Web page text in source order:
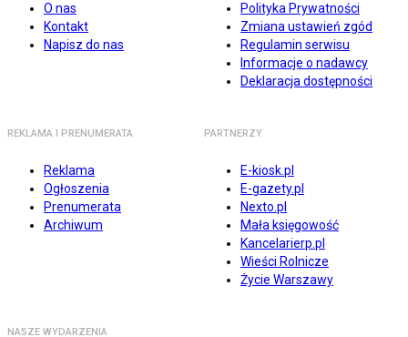
O nas
Kontakt
Napisz do nas
Polityka Prywatności
Zmiana ustawień zgód
Regulamin serwisu
Informacje o nadawcy
Deklaracja dostępności
REKLAMA I PRENUMERATA
Reklama
Ogłoszenia
Prenumerata
Archiwum
PARTNERZY
E-kiosk.pl
E-gazety.pl
Nexto.pl
Mała księgowość
Kancelarierp.pl
Wieści Rolnicze
Życie Warszawy
NASZE WYDARZENIA